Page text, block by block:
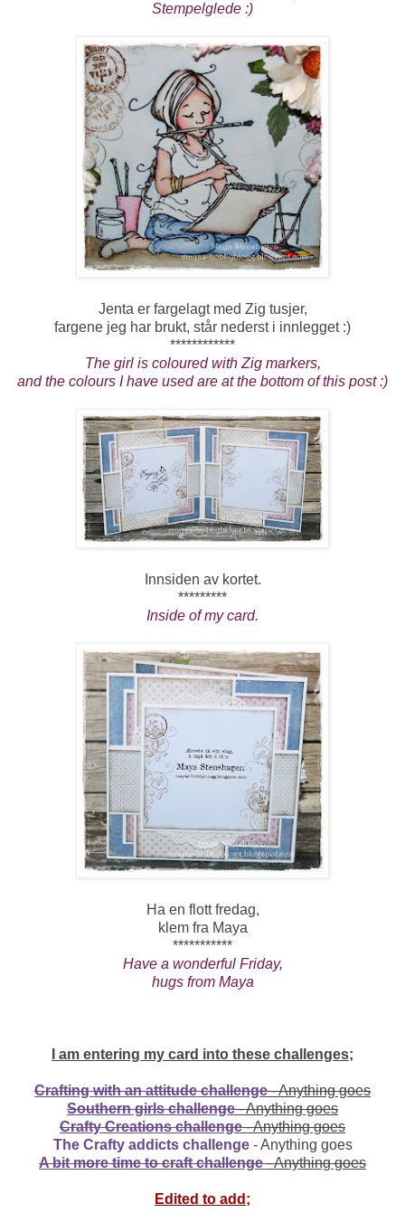
Stempelglede :)
Jenta er fargelagt med Zig tusjer,
fargene jeg har brukt, står nederst i innlegget :)
************
The girl is coloured with Zig markers,
and the colours I have used are at the bottom of this post :)
Innsiden av kortet.
*********
Inside of my card.
Ha en flott fredag,
klem fra Maya
***********
Have a wonderful Friday,
hugs from Maya
I am entering my card into these challenges;
Crafting with an attitude challenge- Anything goes
Southern girls challenge- Anything goes
Crafty Creations challenge- Anything goes
The Crafty addicts challenge- Anything goes
A bit more time to craft challenge- Anything goes
Edited to add;